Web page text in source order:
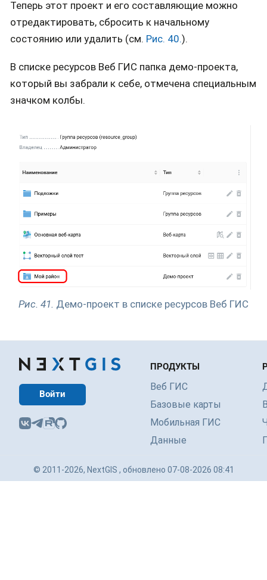
Теперь этот проект и его составляющие можно
отредактировать, сбросить к начальному
состоянию или удалить (см. Рис. 40.).
В списке ресурсов Веб ГИС папка демо-проекта,
который вы забрали к себе, отмечена специальным
значком колбы.
Рис. 41. Демо-проект в списке ресурсов Веб ГИС
Войти
ПРОДУКТЫ
Веб ГИС
Базовые карты
Мобильная ГИС
Данные
© 2011-2026, NextGIS , обновлено 07-08-2026 08:41